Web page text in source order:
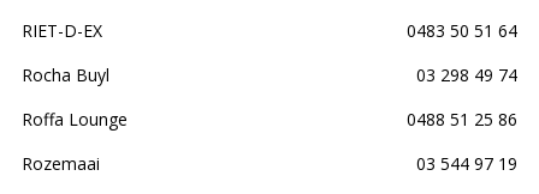
RIET-D-EX
0483 50 51 64
Rocha Buyl
03 298 49 74
Roffa Lounge
0488 51 25 86
Rozemaai
03 544 97 19